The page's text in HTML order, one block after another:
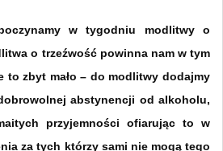
w tygodniu modlitwy o
o trzeźwość powinna nam w tym
to zbyt mało – do modlitwy dodajmy
abstynencji od alkoholu,
przyjemności ofiarując to w
za tych którzy sami nie mogą tego